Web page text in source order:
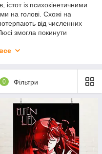
істот із психокінетичними
на голові. Схожі на
від численних
змогла покинути
доброта? Про це ви
0 Фільтри